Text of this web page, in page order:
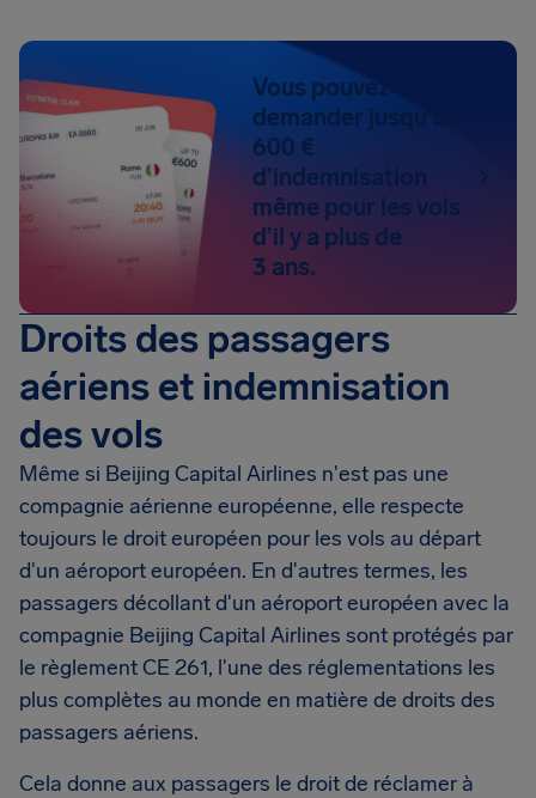
Vous pouvez
demander jusqu’à
600 €
d’indemnisation
même pour les vols
d’il y a plus de
3 ans.
Droits des passagers
aériens et indemnisation
des vols
Même si Beijing Capital Airlines n'est pas une
compagnie aérienne européenne, elle respecte
toujours le droit européen pour les vols au départ
d'un aéroport européen. En d'autres termes, les
passagers décollant d'un aéroport européen avec la
compagnie Beijing Capital Airlines sont protégés par
le règlement CE 261, l'une des réglementations les
plus complètes au monde en matière de droits des
passagers aériens.
Cela donne aux passagers le droit de réclamer à